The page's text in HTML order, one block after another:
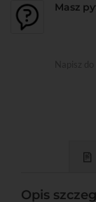
Masz
Opis